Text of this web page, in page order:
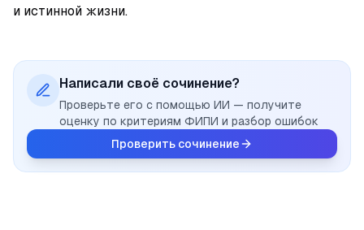
и истинной жизни.
Написали своё сочинение?
Проверьте его с помощью ИИ — получите
оценку по критериям ФИПИ и разбор ошибок
Проверить сочинение